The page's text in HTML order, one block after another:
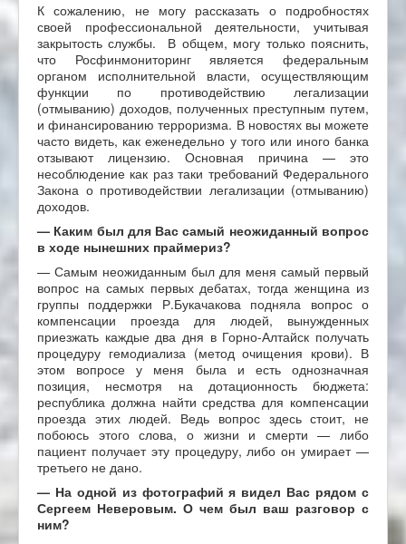
К сожалению, не могу рассказать о подробностях
своей профессиональной деятельности, учитывая
закрытость службы. В общем, могу только пояснить,
что Росфинмониторинг является федеральным
органом исполнительной власти, осуществляющим
функции по противодействию легализации
(отмыванию) доходов, полученных преступным путем,
и финансированию терроризма. В новостях вы можете
часто видеть, как еженедельно у того или иного банка
отзывают лицензию. Основная причина — это
несоблюдение как раз таки требований Федерального
Закона о противодействии легализации (отмыванию)
доходов.
— Каким был для Вас самый неожиданный вопрос
в ходе нынешних праймериз?
— Самым неожиданным был для меня самый первый
вопрос на самых первых дебатах, тогда женщина из
группы поддержки Р.Букачакова подняла вопрос о
компенсации проезда для людей, вынужденных
приезжать каждые два дня в Горно-Алтайск получать
процедуру гемодиализа (метод очищения крови). В
этом вопросе у меня была и есть однозначная
позиция, несмотря на дотационность бюджета:
республика должна найти средства для компенсации
проезда этих людей. Ведь вопрос здесь стоит, не
побоюсь этого слова, о жизни и смерти — либо
пациент получает эту процедуру, либо он умирает —
третьего не дано.
— На одной из фотографий я видел Вас рядом с
Сергеем Неверовым. О чем был ваш разговор с
ним?